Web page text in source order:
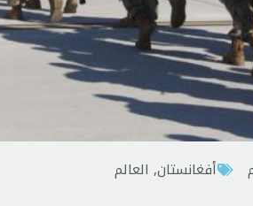
أفغانستان, العالم